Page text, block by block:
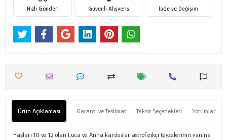
Hızlı Gönderi Güvenli Alışveriş İade ve Değişim
Ürün Açıklaması Garanti ve Teslimat Taksit Seçenekleri Yorumlar
Yaşları 10 ve 12 olan Luca ve Anna kardeşler astrofizikçi teyzelerinin yanına